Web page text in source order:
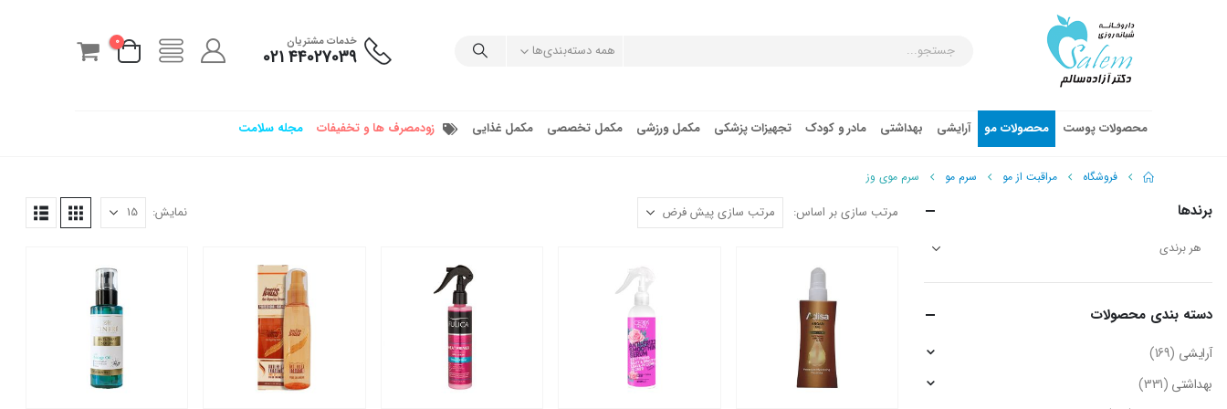
همه دسته‌بندی‌ها خدمات مشتریان
44027039 021
0
محصولات پوست محصولات مو آرایشی بهداشتی مادر و کودک تجهیزات پزشکی مکمل ورزشی مکمل تخصصی مکمل غذایی زودمصرف ها و تخفیفات مجله سلامت
فروشگاه مراقبت از مو سرم مو سرم موی وز
مرتب سازی بر اساس: نمایش: برندها
دسته‌ بندی محصولات
آرایشی (169)
بهداشتی (331)